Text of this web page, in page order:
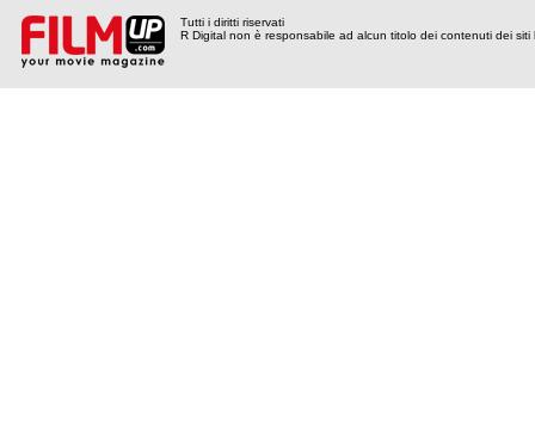
Tutti i diritti riservati
R Digital non è responsabile ad alcun titolo dei contenuti dei siti